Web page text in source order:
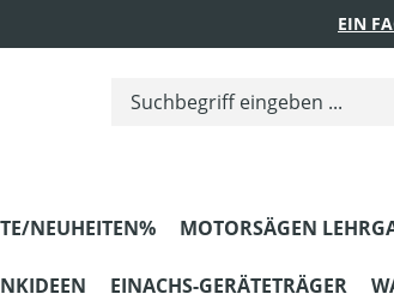
EIN
NEUHEITEN% MOTORSÄGEN
EINACHS-GERÄTETRÄGER